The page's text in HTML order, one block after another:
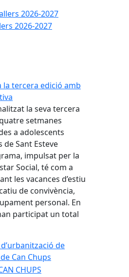
2026-2027
la tercera edició amb
la seva tercera
setmanes
a adolescents
de Sant Esteve
impulsat per la
Social, té com a
les vacances d’estiu
de convivència,
personal. En
participat un total
de
Can Chups